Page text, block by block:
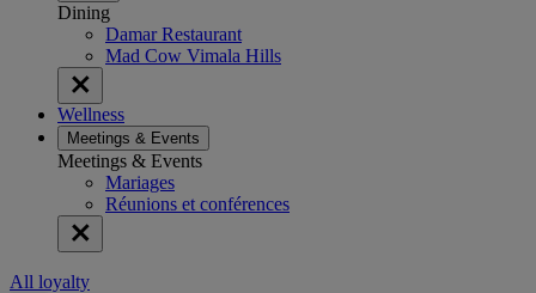
Dining
Damar Restaurant
Mad Cow Vimala Hills
Wellness
Meetings & Events
Meetings & Events
Mariages
Réunions et conférences
All loyalty